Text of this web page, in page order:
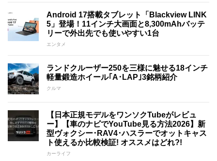
Android 17搭載タブレット「Blackview LINK
5」登場！11インチ大画面と8,300mAhバッテ
リーで外出先でも使いやすい1台
エンタメ
ランドクルーザー250を三様に魅せる18インチ
軽量鍛造ホイール｢A･LAP｣3銘柄紹介
クルマ
【日本正規モデルをワンソクTubeがレビュ
ー】【車のナビでYouTube見る方法2026】新
型ヴォクシー･RAV4･ハスラーでオットキャス
ト使えるか比較検証! オススメはどれ?!
カーライフ